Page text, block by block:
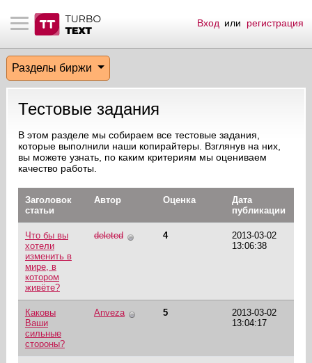
материалы
биржи
эфир
на сайте
пользователей
сообщения
по форуму
Вход или регистрация
Разделы биржи
Тестовые задания
В этом разделе мы собираем все тестовые задания,
которые выполнили наши копирайтеры. Взглянув на них,
вы можете узнать, по каким критериям мы оцениваем
качество работы.
Заголовок
статьи
Автор Оценка
Дата
публикации
Что бы вы
хотели
изменить в
мире, в
котором
живёте?
deleted 4
2013-03-02
13:06:38
Каковы
Ваши
сильные
стороны?
Anveza 5
2013-03-02
13:04:17